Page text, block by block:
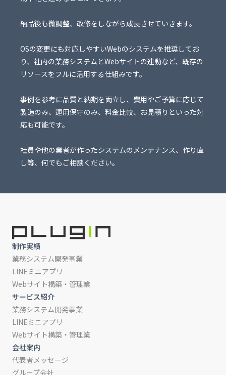
納品後も微調整、改修をしながら成長させていきます。
OSの変更にも対応しやすいWebのシステムを推奨してお
り、社内の業務システムとWebサイトの連動など、既存の
リソースをフルに活用する仕組みです。
事例を参考に品質と納期を両立し、費用やご予算に応じて
製造のみ、運用保守のみ、料金比較、お見積りといった対
応も可能です。
社員や他の業者が作ったシステムのメンテナンス、作り直
し等、何でもご相談ください。
制作実績
業務システム開発事業
LINEミニアプリ
Webサイト構築・管理業
サービス紹介
業務システム開発事業
LINEミニアプリ
Webサイト構築・管理業
会社案内
代表者メッセージ
グループ会社